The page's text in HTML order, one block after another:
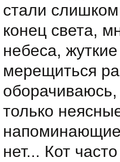
стали
конец света,
небеса,
мерещиться
оборачиваюсь,
только
напоминающие
нет... Кот